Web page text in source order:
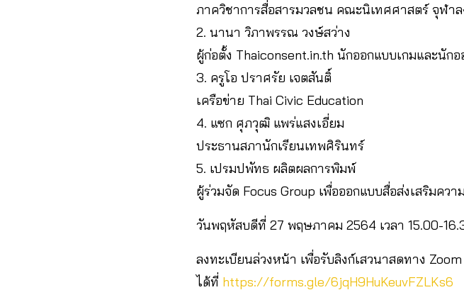
ภาควิชาการสื่อสารมวลชน คณะนิเทศศาสตร์ จุฬา
2. นานา วิภาพรรณ วงษ์สว่าง
ผู้ก่อตั้ง Thaiconsent.in.th นักออกแบบเกมและนัก
3. ครูโอ ปราศรัย เจตสันติ์
เครือข่าย Thai Civic Education
4. แซก ศุภวุฒิ แพร่แสงเอี่ยม
ประธานสภานักเรียนเทพศิรินทร์
5. เปรมปพัทธ ผลิตผลการพิมพ์
ผู้ร่วมจัด Focus Group เพื่อออกแบบสื่อส่งเสริมคว
วันพฤหัสบดีที่ 27 พฤษภาคม 2564 เวลา 15.00-
ลงทะเบียนล่วงหน้า เพื่อรับลิงก์เสวนาสดทาง
ได้ที่ https://forms.gle/6jqH9HuKeuvFZLKs6